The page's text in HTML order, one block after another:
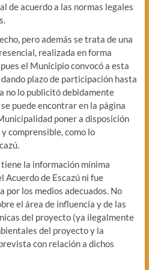
de acuerdo a las normas legales
pero además se trata de una
realizada en forma
el Municipio convocó a esta
plazo de participación hasta
no lo publicitó debidamente
puede encontrar en la página
poner a disposición
comprensible, como lo
la información mínima
Acuerdo de Escazú ni fue
por los medios adecuados. No
el área de influencia y de las
del proyecto (ya ilegalmente
del proyecto y la
con relación a dichos